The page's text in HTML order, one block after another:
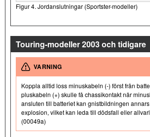
Figur 4. Jordanslutningar (Sportster-modeller)
Touring-modeller 2003 och tidigare
VARNING
Koppla alltid loss minuskabeln (-) först från
pluskabeln (+) skulle få chassikontakt när
ansluten till batteriet kan gnistbildningen
explosion, vilket kan leda till dödsfall eller
(00049a)